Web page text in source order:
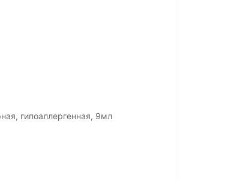
гипоаллергенная, 9мл